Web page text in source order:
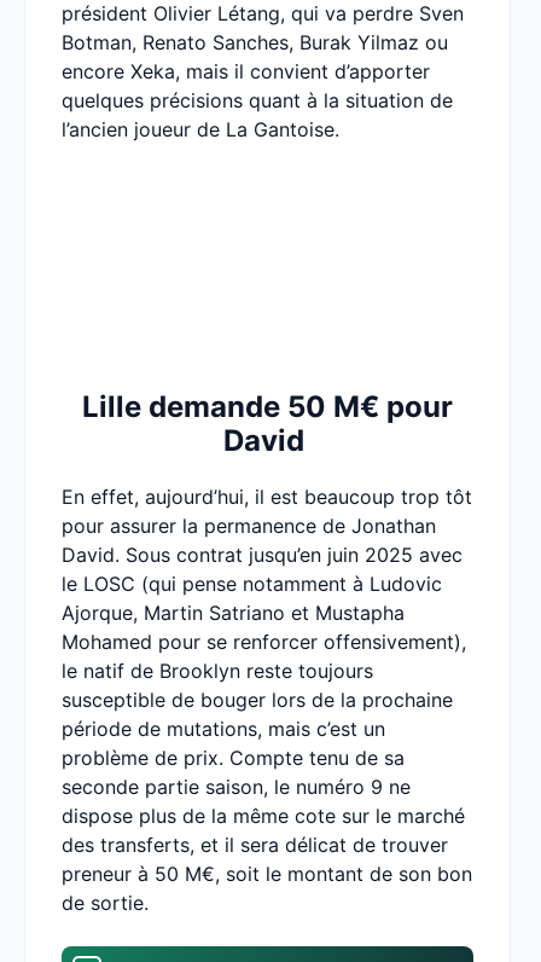
président Olivier Létang, qui va perdre Sven
Botman, Renato Sanches, Burak Yilmaz ou
encore Xeka, mais il convient d’apporter
quelques précisions quant à la situation de
l’ancien joueur de La Gantoise.
Lille demande 50 M€ pour
David
En effet, aujourd’hui, il est beaucoup trop tôt
pour assurer la permanence de Jonathan
David. Sous contrat jusqu’en juin 2025 avec
le LOSC (qui pense notamment à Ludovic
Ajorque, Martin Satriano et Mustapha
Mohamed pour se renforcer offensivement),
le natif de Brooklyn reste toujours
susceptible de bouger lors de la prochaine
période de mutations, mais c’est un
problème de prix. Compte tenu de sa
seconde partie saison, le numéro 9 ne
dispose plus de la même cote sur le marché
des transferts, et il sera délicat de trouver
preneur à 50 M€, soit le montant de son bon
de sortie.